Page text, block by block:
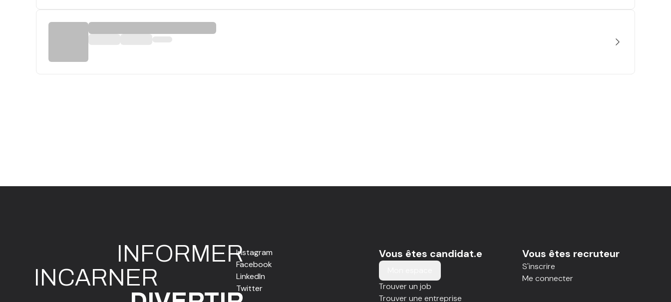
INFORMER
INCARNER
Instagram
Facebook
LinkedIn
Twitter
Vous êtes candidat.e
Trouver un job
Trouver une entreprise
Vous êtes recruteur
S'inscrire
Me connecter